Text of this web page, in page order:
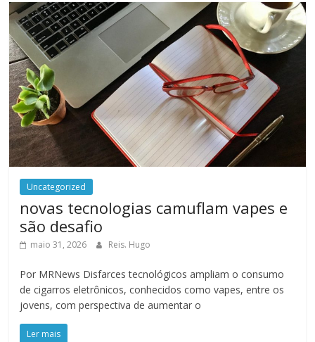
Uncategorized
novas tecnologias camuflam vapes e
são desafio
maio 31, 2026 Reis. Hugo
Por MRNews Disfarces tecnológicos ampliam o consumo
de cigarros eletrônicos, conhecidos como vapes, entre os
jovens, com perspectiva de aumentar o
Ler mais